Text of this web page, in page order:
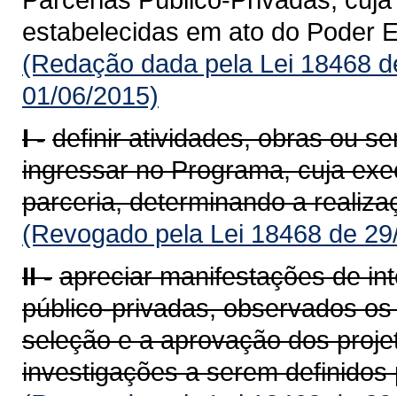
estabelecidas em ato do Poder
(Redação dada pela Lei 18468
01/06/2015)
I - definir atividades, obras ou
ingressar no Programa, cuja
parceria, determinando a
(Revogado pela Lei 18468 de
II - apreciar manifestações de
público-privadas, observados
seleção e a aprovação dos
investigações a serem